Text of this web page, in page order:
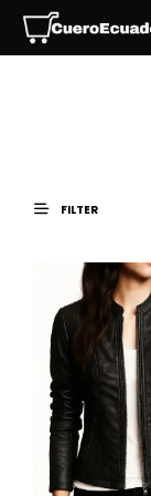
FILTER